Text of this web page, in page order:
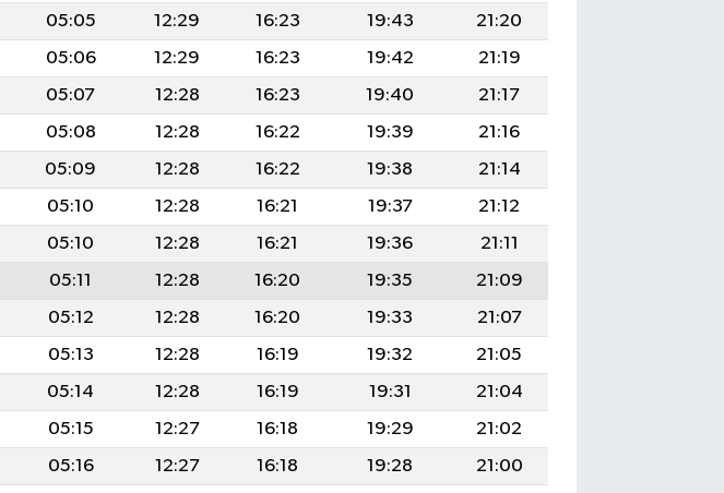
05:05 12:29 16:23 19:43
21:20
05:06 12:29 16:23 19:42
21:19
05:07 12:28 16:23 19:40
21:17
05:08 12:28 16:22 19:39
21:16
05:09 12:28 16:22 19:38
21:14
05:10 12:28 16:21 19:37
21:12
05:10 12:28 16:21 19:36
21:11
05:11 12:28 16:20 19:35
21:09
05:12 12:28 16:20 19:33
21:07
05:13 12:28 16:19 19:32
21:05
05:14 12:28 16:19 19:31
21:04
05:15 12:27 16:18 19:29
21:02
05:16 12:27 16:18 19:28
21:00